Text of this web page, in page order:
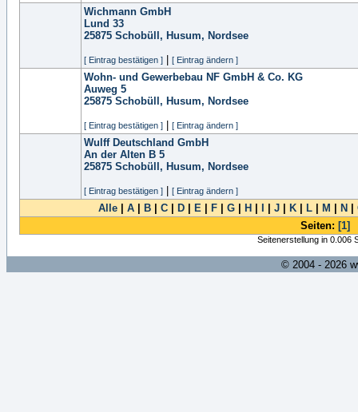
Wichmann GmbH
Lund 33
25875 Schobüll, Husum, Nordsee
[ Eintrag bestätigen ] [ Eintrag ändern ]
Wohn- und Gewerbebau NF GmbH & Co. KG
Auweg 5
25875 Schobüll, Husum, Nordsee
[ Eintrag bestätigen ] [ Eintrag ändern ]
Wulff Deutschland GmbH
An der Alten B 5
25875 Schobüll, Husum, Nordsee
[ Eintrag bestätigen ] [ Eintrag ändern ]
Alle A B C D E F G H J K L M N
Seiten: [1]
Seitenerstellung in 0.006
© 2004 - 2026